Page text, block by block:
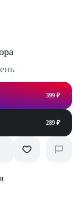
399 ₽
289 ₽